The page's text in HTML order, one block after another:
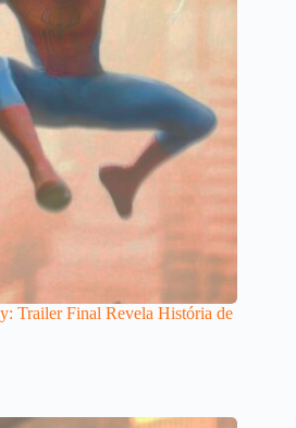
Trailer Final Revela História de